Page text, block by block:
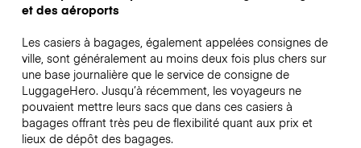
et des aéroports
Les casiers à bagages, également appelées consignes de
ville, sont généralement au moins deux fois plus chers sur
une base journalière que le service de consigne de
LuggageHero. Jusqu’à récemment, les voyageurs ne
pouvaient mettre leurs sacs que dans ces casiers à
bagages offrant très peu de flexibilité quant aux prix et
lieux de dépôt des bagages.